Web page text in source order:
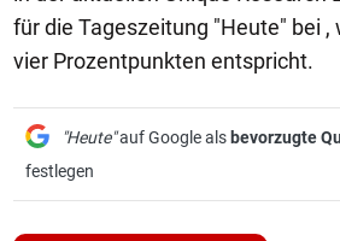
für die Tageszeitung "Heute" bei ,
vier Prozentpunkten entspricht.
"Heute"auf Google als bevorzugte
festlegen